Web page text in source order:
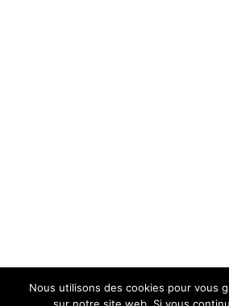
Nous utilisons des cookies pour vous